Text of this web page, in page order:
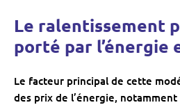
Le ralentissement
porté par l’énergie
Le facteur principal de cette
des prix de l’énergie,